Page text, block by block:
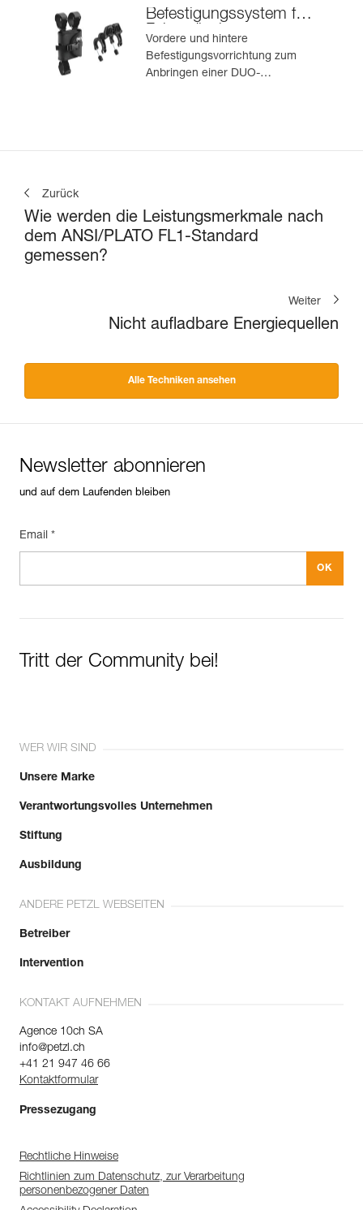
Befestigungssystem für
Fahrradlenker
Vordere und hintere
Befestigungsvorrichtung zum
Anbringen einer DUO-
Zurück
Wie werden die Leistungsmerkmale nach
dem ANSI/PLATO FL1-Standard
gemessen?
Weiter
Nicht aufladbare Energiequellen
Alle Techniken ansehen
Newsletter abonnieren
und auf dem Laufenden bleiben
Email *
Tritt der Community bei!
WER WIR SIND
Unsere Marke
Verantwortungsvolles Unternehmen
Stiftung
Ausbildung
ANDERE PETZL WEBSEITEN
Betreiber
Intervention
KONTAKT AUFNEHMEN
Agence 10ch SA
info@petzl.ch
+41 21 947 46 66
Kontaktformular
Pressezugang
Rechtliche Hinweise
Richtlinien zum Datenschutz, zur Verarbeitung
personenbezogener Daten